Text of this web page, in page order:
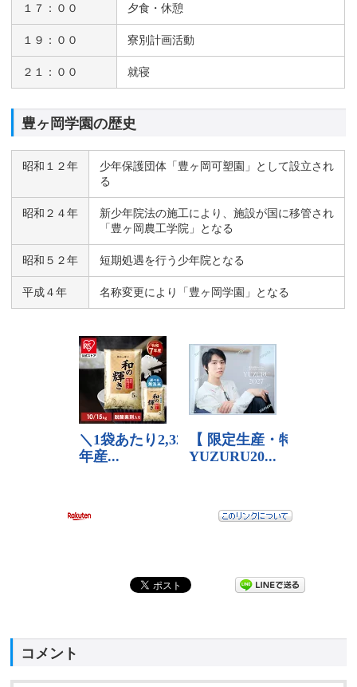
１７：００ 夕食・休憩
１９：００ 寮別計画活動
２１：００ 就寝
豊ヶ岡学園の歴史
昭和１２年
少年保護団体「豊ヶ岡可塑園」として設立され
る
昭和２４年
新少年院法の施工により、施設が国に移管され
「豊ヶ岡農工学院」となる
昭和５２年 短期処遇を行う少年院となる
平成４年 名称変更により「豊ヶ岡学園」となる
コメント